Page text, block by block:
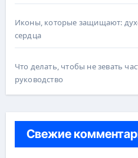
Иконы, которые защищают:
сердца
Что делать, чтобы не зевать
руководство
Свежие